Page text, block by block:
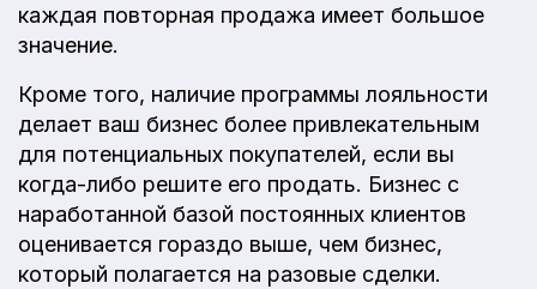
каждая повторная продажа имеет большое
значение.
Кроме того, наличие программы лояльности
делает ваш бизнес более привлекательным
для потенциальных покупателей, если вы
когда-либо решите его продать. Бизнес с
наработанной базой постоянных клиентов
оценивается гораздо выше, чем бизнес,
который полагается на разовые сделки.